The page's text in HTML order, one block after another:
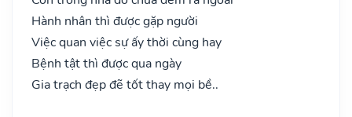
Hành nhân thì được gặp người
Việc quan việc sự ấy thời cùng hay
Bệnh tật thì được qua ngày
Gia trạch đẹp đẽ tốt thay mọi bề..